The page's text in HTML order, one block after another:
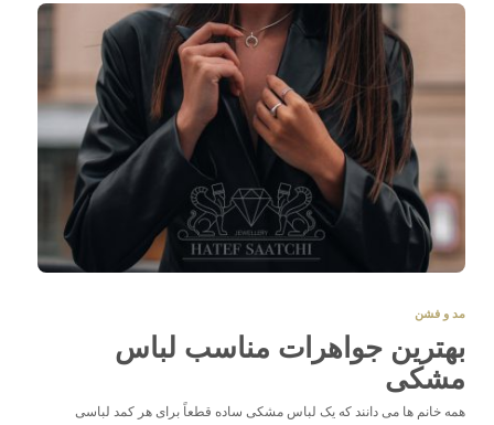
مد و فشن
بهترین جواهرات مناسب لباس
مشکی
همه خانم ها می دانند که یک لباس مشکی ساده قطعاً برای هر کمد لباسی